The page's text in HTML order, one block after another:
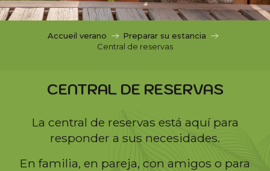
i
Accueil verano
Preparar su estancia
Central de reservas
CENTRAL DE RESERVAS
La central de reservas está aquí para
responder a sus necesidades.
En familia, en pareja, con amigos o para